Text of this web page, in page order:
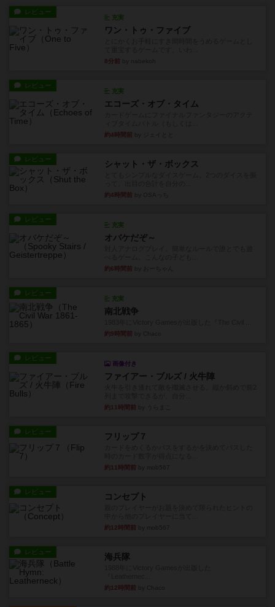
レビュー
充実
ワン・トゥ・ファイブ
8分前
レビュー
充実
エコーズ・オブ・タイム
約4時間前
レビュー シャット・ザ・ボックス
約4時間前
レビュー
充実
オバケだぞ～
約6時間前
レビュー
充実
南北戦争
約9時間前
レビュー
画像付き
ファイアー・ブルズ / 火牛陣
約11時間前
レビュー フリップ７
約11時間前
レビュー コンセプト
約12時間前
レビュー 海兵隊
約12時間前